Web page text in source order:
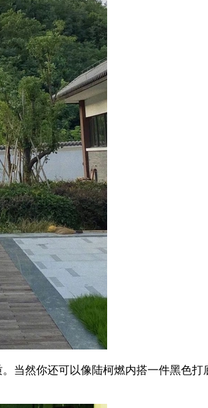
然你还可以像陆柯燃内搭一件黑色打